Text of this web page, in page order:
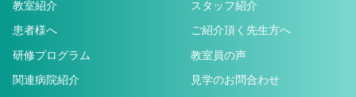
教室紹介
スタッフ紹介
患者様へ
ご紹介頂く先生方へ
研修プログラム
教室員の声
関連病院紹介
見学のお問合わせ